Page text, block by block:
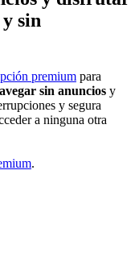
sin
premium para
sin anuncios y
y segura
a ninguna otra
.